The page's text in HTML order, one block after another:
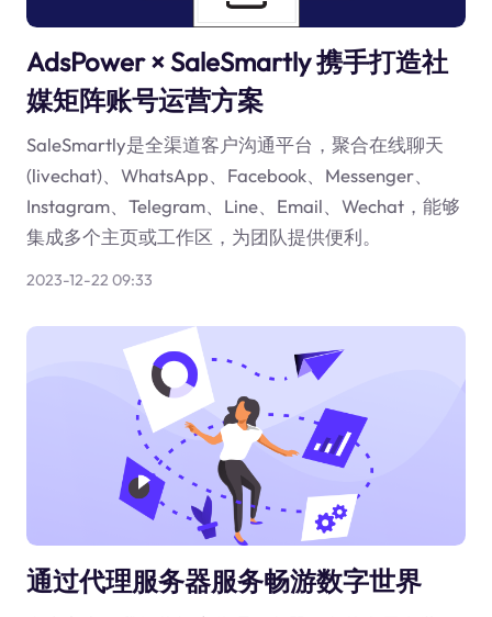
AdsPower × SaleSmartly 携手打造社
媒矩阵账号运营方案
SaleSmartly是全渠道客户沟通平台，聚合在线聊天
(livechat)、WhatsApp、Facebook、Messenger、
Instagram、Telegram、Line、Email、Wechat，能够
集成多个主页或工作区，为团队提供便利。
2023-12-22 09:33
通过代理服务器服务畅游数字世界